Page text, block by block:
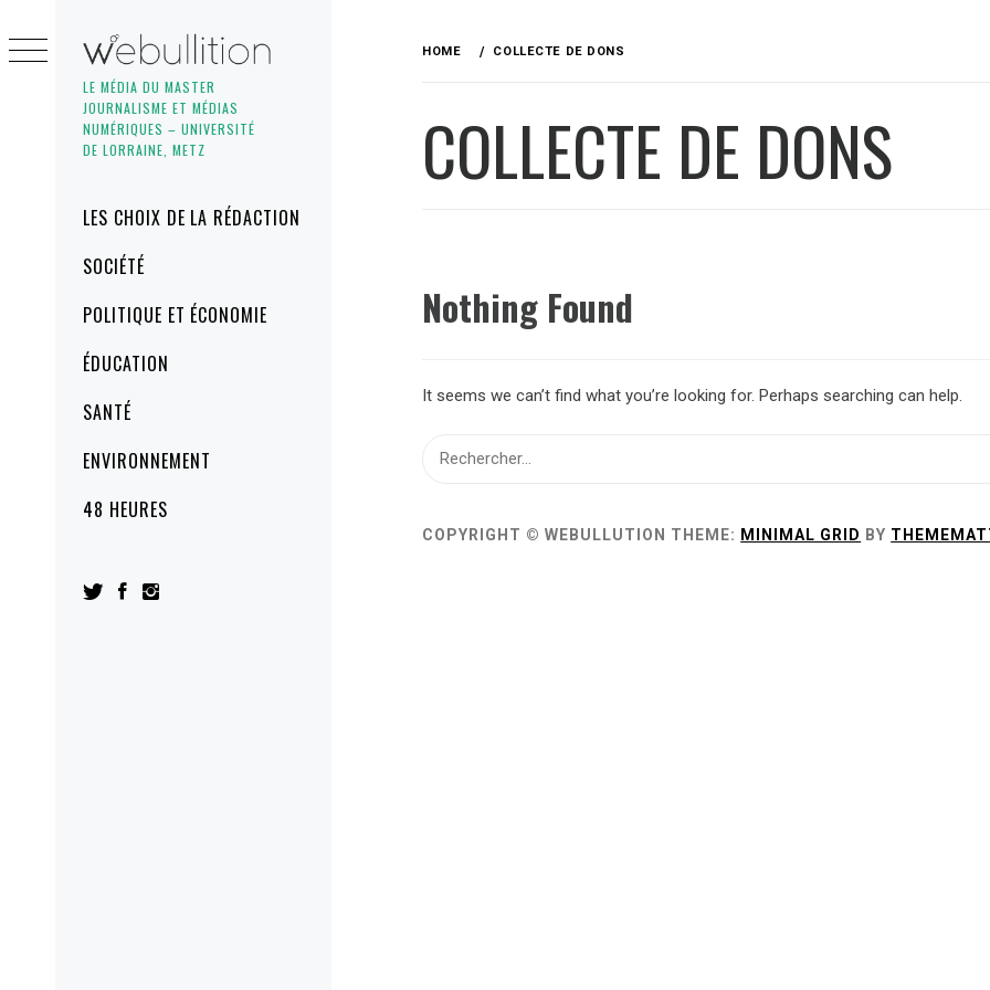
LE MÉDIA DU MASTER
JOURNALISME ET MÉDIAS
NUMÉRIQUES – UNIVERSITÉ
DE LORRAINE, METZ
MenuLES CHOIX DE LA RÉDACTION
SOCIÉTÉ
POLITIQUE ET ÉCONOMIE
ÉDUCATION
SANTÉ
ENVIRONNEMENT
48 HEURES
to
content
HOME COLLECTE DE DONS
COLLECTE DE DONS
Nothing Found
It seems we can’t find what you’re looking for. Perhaps searching can help.
COPYRIGHT © WEBULLUTION THEME: MINIMAL GRID BY